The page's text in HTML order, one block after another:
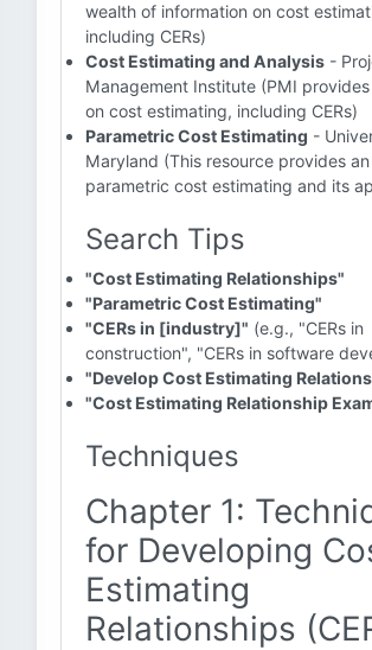
wealth of information on cost
including CERs)
Cost Estimating and Analysis -
Management Institute (PMI
on cost estimating, including CERs)
Parametric Cost Estimating -
Maryland (This resource provides
parametric cost estimating and its
Search Tips
"Cost Estimating Relationships"
"Parametric Cost Estimating"
"CERs in [industry]" (e.g., "CERs in
construction", "CERs in software
"Develop Cost Estimating
"Cost Estimating Relationship
Techniques
Chapter 1:
for Developing
Estimating
Relationships